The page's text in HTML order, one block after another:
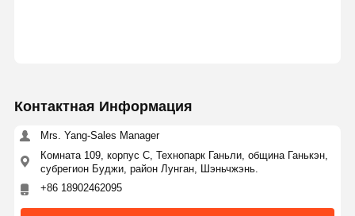
Контактная Информация
Mrs. Yang-Sales Manager
Комната 109, корпус C, Технопарк Ганьли, община Ганькэн,
субрегион Буджи, район Лунган, Шэньчжэнь.
+86 18902462095